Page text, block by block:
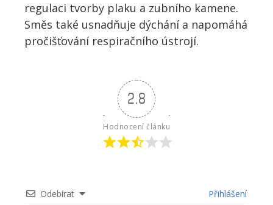
regulaci tvorby plaku a zubního kamene.
Směs také usnadňuje dýchání a napomáhá
pročišťování respiračního ústrojí.
2.8
Hodnocení článku
Odebírat Přihlášení